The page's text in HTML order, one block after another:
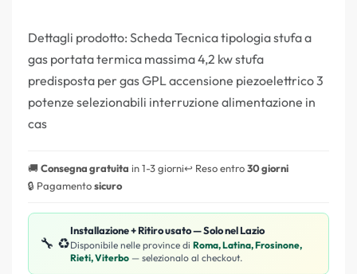
Dettagli prodotto: Scheda Tecnica tipologia stufa a
gas portata termica massima 4,2 kw stufa
predisposta per gas GPL accensione piezoelettrico 3
potenze selezionabili interruzione alimentazione in
cas
🚚Consegna gratuita in 1-3 giorni↩️ Reso entro30 giorni
🔒 Pagamentosicuro
🔧 ♻️
Installazione + Ritiro usato — Solo nel Lazio
Disponibile nelle province di Roma, Latina, Frosinone,
Rieti, Viterbo — selezionalo al checkout.